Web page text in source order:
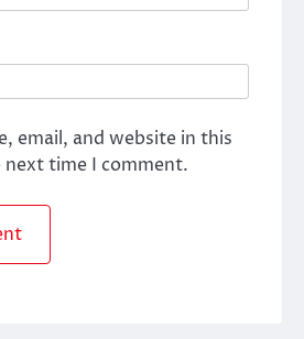
email, and website in this
time I comment.